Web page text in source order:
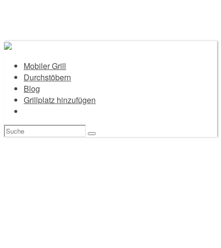
Mobiler Grill
Durchstöbern
Blog
Grillplatz hinzufügen
Suchen
nach: